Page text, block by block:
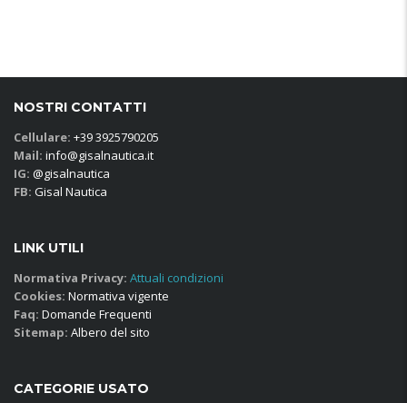
NOSTRI CONTATTI
Cellulare: +39 3925790205
Mail: info@gisalnautica.it
IG: @gisalnautica
FB: Gisal Nautica
LINK UTILI
Normativa Privacy: Attuali condizioni
Cookies: Normativa vigente
Faq: Domande Frequenti
Sitemap: Albero del sito
CATEGORIE USATO